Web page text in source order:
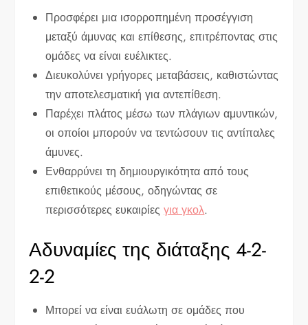
Προσφέρει μια ισορροπημένη προσέγγιση
μεταξύ άμυνας και επίθεσης, επιτρέποντας στις
ομάδες να είναι ευέλικτες.
Διευκολύνει γρήγορες μεταβάσεις, καθιστώντας
την αποτελεσματική για αντεπίθεση.
Παρέχει πλάτος μέσω των πλάγιων αμυντικών,
οι οποίοι μπορούν να τεντώσουν τις αντίπαλες
άμυνες.
Ενθαρρύνει τη δημιουργικότητα από τους
επιθετικούς μέσους, οδηγώντας σε
περισσότερες ευκαιρίεςγια γκολ.
Αδυναμίες της διάταξης 4-2-
2-2
Μπορεί να είναι ευάλωτη σε ομάδες που